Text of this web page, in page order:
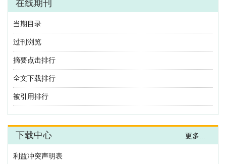
利益冲突声明表